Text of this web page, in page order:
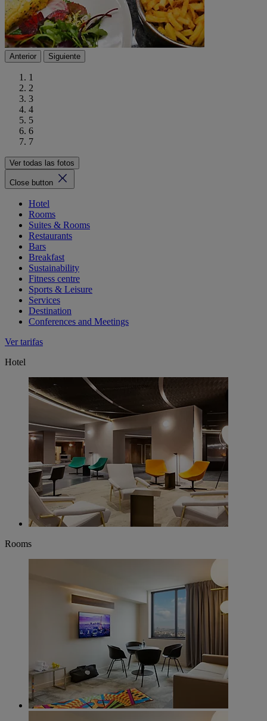
Anterior Siguiente
1
2
3
4
5
6
7
Ver todas las fotos
Close button
Hotel
Rooms
Suites & Rooms
Restaurants
Bars
Breakfast
Sustainability
Fitness centre
Sports & Leisure
Services
Destination
Conferences and Meetings
Ver tarifas
Hotel
Rooms